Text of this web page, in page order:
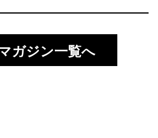
ガジン一覧へ